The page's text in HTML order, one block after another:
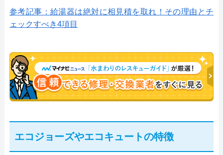
参考記事：給湯器は絶対に相見積を取れ！その理由とチ
ェックすべき4項目
エコジョーズやエコキュートの特徴